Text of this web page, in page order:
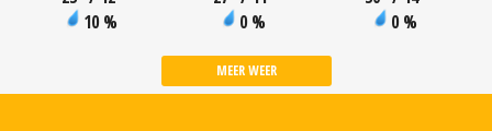
10 %
0 %
0 %
MEER WEER